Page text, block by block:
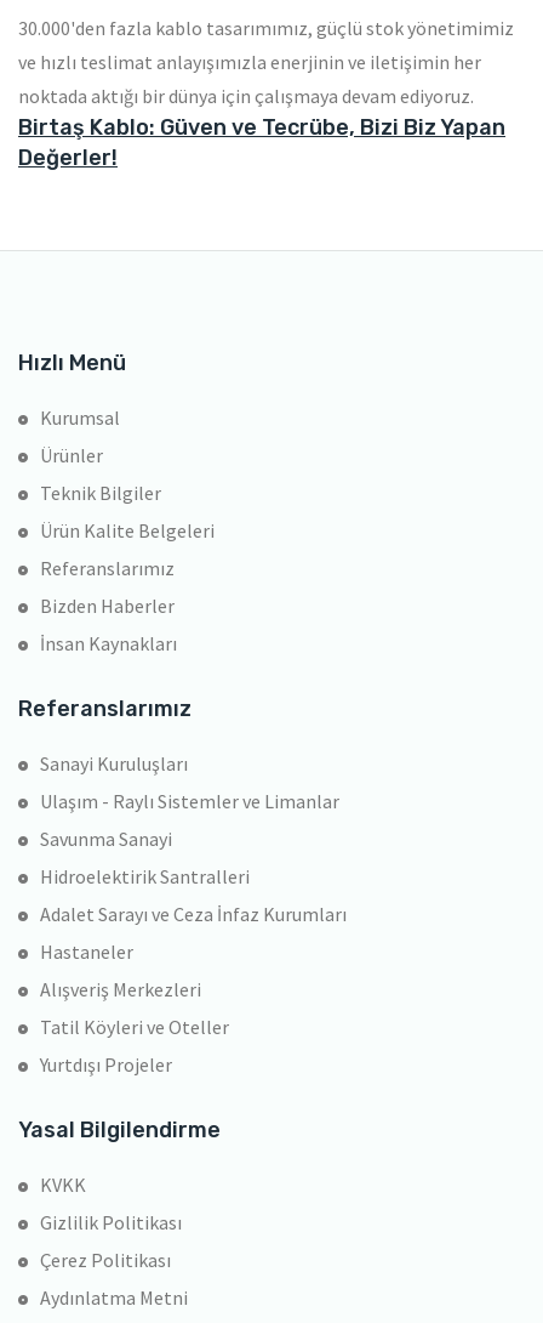
30.000'den fazla kablo tasarımımız, güçlü stok yönetimimiz
ve hızlı teslimat anlayışımızla enerjinin ve iletişimin her
noktada aktığı bir dünya için çalışmaya devam ediyoruz.
Birtaş Kablo: Güven ve Tecrübe, Bizi Biz Yapan
Değerler!
Hızlı Menü
Kurumsal
Ürünler
Teknik Bilgiler
Ürün Kalite Belgeleri
Referanslarımız
Bizden Haberler
İnsan Kaynakları
Referanslarımız
Sanayi Kuruluşları
Ulaşım - Raylı Sistemler ve Limanlar
Savunma Sanayi
Hidroelektirik Santralleri
Adalet Sarayı ve Ceza İnfaz Kurumları
Hastaneler
Alışveriş Merkezleri
Tatil Köyleri ve Oteller
Yurtdışı Projeler
Yasal Bilgilendirme
KVKK
Gizlilik Politikası
Çerez Politikası
Aydınlatma Metni